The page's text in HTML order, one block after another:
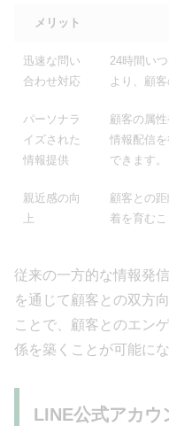
メリット
迅速な問い
合わせ対応
24時間い
より、顧
パーソナラ
イズされた
情報提供
顧客の属
情報配信
できます。
親近感の向
上
顧客との
着を育むこ
従来の一方的な情報発
を通じて顧客との双方
ことで、顧客とのエン
係を築くことが可能にな
LINE公式アカウ